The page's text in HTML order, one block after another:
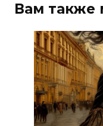
Вам также